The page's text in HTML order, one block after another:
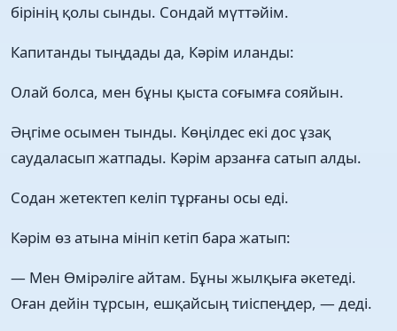
бірінің қолы сынды. Сондай мүттәйім.
Капитанды тыңдады да, Кәрім иланды:
Олай болса, мен бұны қыста соғымға сояйын.
Әңгіме осымен тынды. Көңілдес екі дос ұзақ
саудаласып жатпады. Кәрім арзанға сатып алды.
Содан жетектеп келіп тұрғаны осы еді.
Кәрім өз атына мініп кетіп бара жатып:
— Мен Өмірәліге айтам. Бұны жылқыға әкетеді.
Оған дейін тұрсын, ешқайсың тиіспеңдер, — деді.